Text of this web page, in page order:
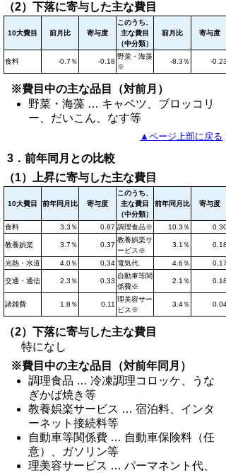
（2）下落に寄与した主な費目
10大費目 前月比 寄与度
このうち、
主な費目
（中分類）
前月比 寄与度
食料 -0.7％ -0.18
野菜・海藻
※
-8.3％ -0.23
※費目中の主な品目（対前月）
野菜・海藻 … キャベツ、ブロッコリ
ー、だいこん、なす等
▲ページ上部に戻る
3．前年同月との比較
（1）上昇に寄与した主な費目
10大費目 前年同月比 寄与度
このうち、
主な費目
（中分類）
前年同月比 寄与度
食料 3.3％ 0.87 調理食品※ 10.3％ 0.30
教養娯楽 3.7％ 0.37
教養娯楽サ
ービス※
3.1％ 0.18
光熱・水道 4.0％ 0.34 電気代 4.6％ 0.17
交通・通信 2.3％ 0.33
自動車等関
係費※
2.1％ 0.18
諸雑費 1.8％ 0.11
理美容サー
ビス※
3.4％ 0.04
（2）下落に寄与した主な費目
特になし
※費目中の主な品目（対前年同月）
調理食品 … 冷凍調理コロッケ、うな
ぎかば焼き等
教養娯楽サービス … 宿泊料、インタ
ーネット接続料等
自動車等関係費 … 自動車保険料（任
意）、ガソリン等
理美容サービス … パーマネント代、